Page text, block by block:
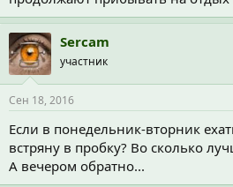
Sercam
участник
Сен 18, 2016
Если в понедельник-вторник
встряну в пробку? Во сколько
А вечером обратно...